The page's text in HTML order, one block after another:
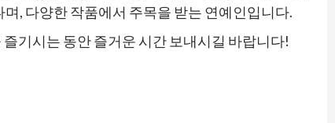
, 다양한 작품에서 주목을 받는 연예인입니다.
기시는 동안 즐거운 시간 보내시길 바랍니다!